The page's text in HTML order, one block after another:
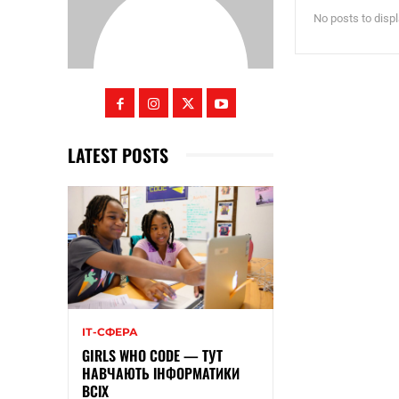
LATEST POSTS
ІТ-СФЕРА
GIRLS WHO CODE — ТУТ
НАВЧАЮТЬ ІНФОРМАТИКИ
ВСІХ
No posts to